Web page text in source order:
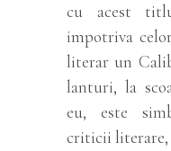
cu acest
impotriva
literar un
lanturi, la
eu, este
criticii